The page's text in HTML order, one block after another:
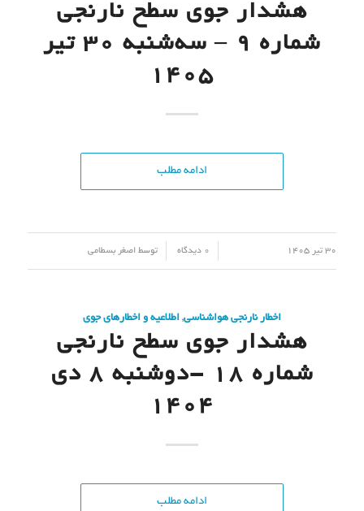
هشدار جوی سطح نارنجی
شماره 9 – سه‌شنبه 30 تیر
1405
ادامه مطلب
30 تیر 1405 0 دیدگاه توسط اصغر بسطامی
اخطار نارنجی هواشناسی, اطلاعیه و اخطارهای جوی
هشدار جوی سطح نارنجی
شماره 18 -دوشنبه 8 دی
1404
ادامه مطلب